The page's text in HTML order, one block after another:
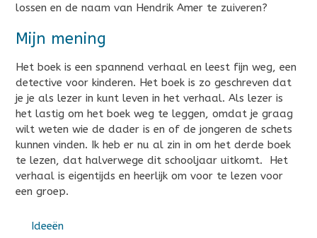
lossen en de naam van Hendrik Amer te zuiveren?
Mijn mening
Het boek is een spannend verhaal en leest fijn weg, een
detective voor kinderen. Het boek is zo geschreven dat
je je als lezer in kunt leven in het verhaal. Als lezer is
het lastig om het boek weg te leggen, omdat je graag
wilt weten wie de dader is en of de jongeren de schets
kunnen vinden. Ik heb er nu al zin in om het derde boek
te lezen, dat halverwege dit schooljaar uitkomt. Het
verhaal is eigentijds en heerlijk om voor te lezen voor
een groep.
Ideeën